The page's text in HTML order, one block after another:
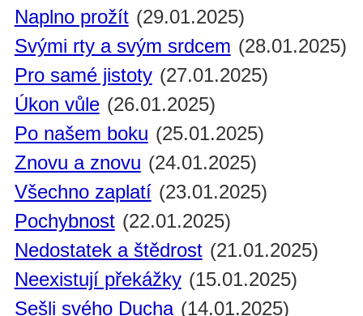
Naplno prožít (29.01.2025)
Svými rty a svým srdcem (28.01.2025)
Pro samé jistoty (27.01.2025)
Úkon vůle (26.01.2025)
Po našem boku (25.01.2025)
Znovu a znovu (24.01.2025)
Všechno zaplatí (23.01.2025)
Pochybnost (22.01.2025)
Nedostatek a štědrost (21.01.2025)
Neexistují překážky (15.01.2025)
Sešli svého Ducha (14.01.2025)